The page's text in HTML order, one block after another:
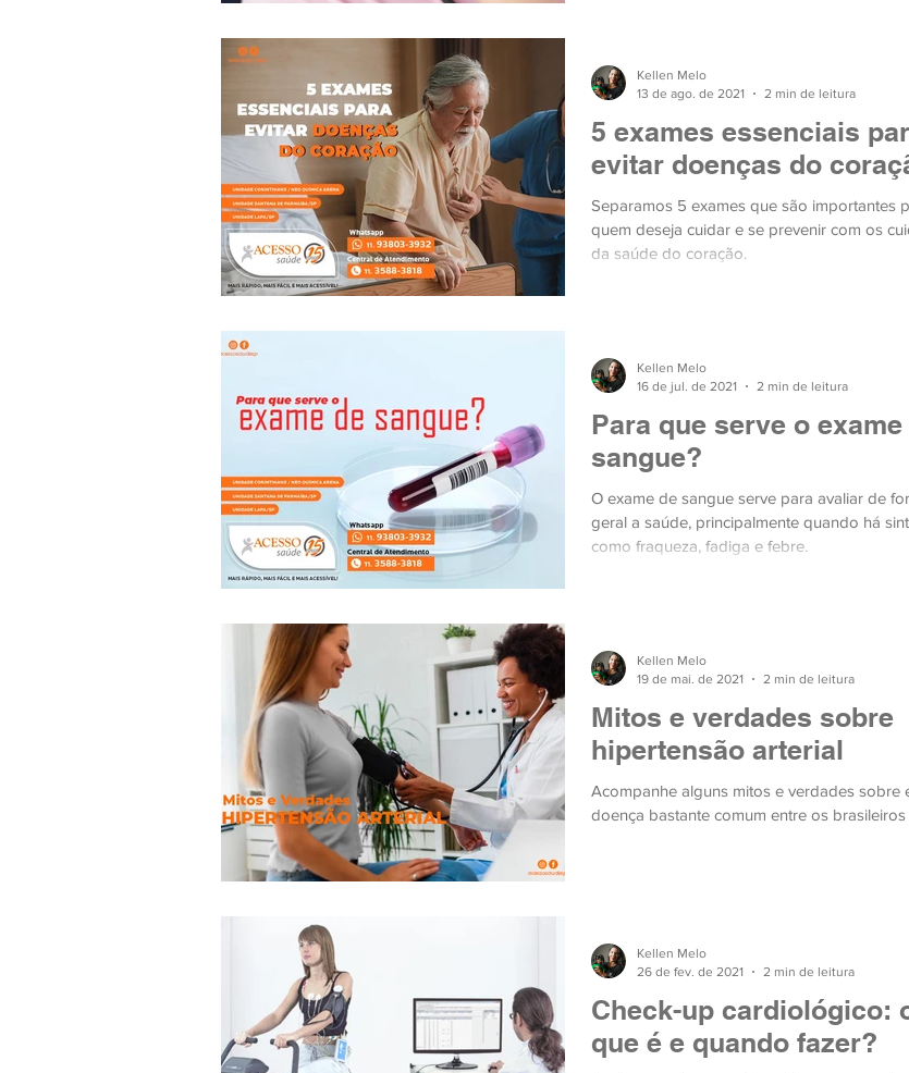
5 exames essenciais
evitar doenças do
Separamos 5 exames que são importantes
quem deseja cuidar e se prevenir com os
da saúde do coração.
Kellen Melo
13 de ago. de 2021
2 min de leitura
Para que serve o exame
sangue?
O exame de sangue serve para avaliar de
geral a saúde, principalmente quando há
como fraqueza, fadiga e febre.
Kellen Melo
16 de jul. de 2021
2 min de leitura
Mitos e verdades sobre
hipertensão arterial
Acompanhe alguns mitos e verdades sobre
doença bastante comum entre os brasileiros
Kellen Melo
19 de mai. de 2021
2 min de leitura
Check-up cardiológico:
que é e quando fazer?
Kellen Melo
26 de fev. de 2021
2 min de leitura